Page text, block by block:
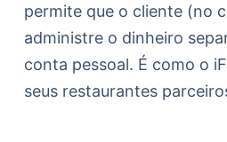
permite que o cliente (no
administre o dinheiro
conta pessoal. É como o
seus restaurantes